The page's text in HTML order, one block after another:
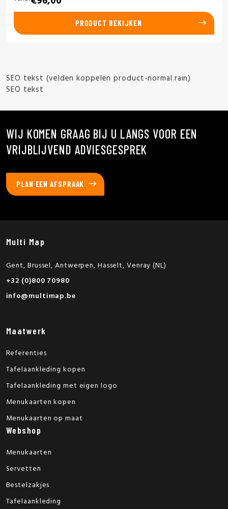
PRODUCT BEKIJKEN
SEO tekst (velden koppelen product-normal.rain)
SEO tekst
WIJ KOMEN GRAAG BIJ U LANGS VOOR EEN
VRIJBLIJVEND ADVIESGESPREK
PLAN EEN AFSPRAAK
Multi Map
Gent, Brussel, Antwerpen, Hasselt, Venray (NL)
+32 (0)800 70980
info@multimap.be
Maatwerk
Referenties
Tafelaankleding kopen
Tafelaankleding met eigen logo
Menukaarten kopen
Menukaarten op maat
Webshop
Menukaarten
Servetten
Bestelzakjes
Tafelaankleding